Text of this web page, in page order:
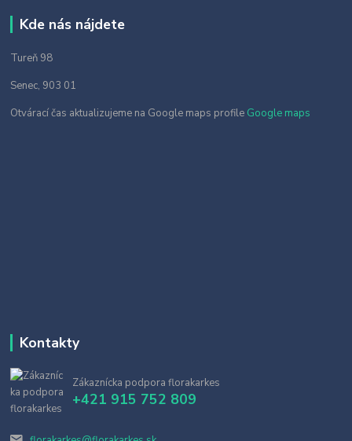
Kde nás nájdete
Tureň 98
Senec, 903 01
Otvárací čas aktualizujeme na Google maps profile Google maps
Kontakty
Zákaznícka podpora florakarkes
+421 915 752 809